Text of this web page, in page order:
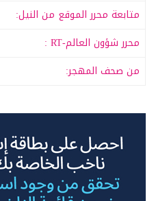
متابعة محرر الموقع من النيل:
محرر شؤون العالم-RT :
من صحف المهجر: